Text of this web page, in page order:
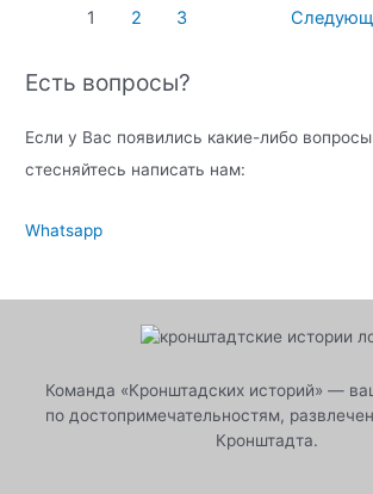
мареографа
Кронштадте
Навигация1 2 3
Есть вопросы?
Если у Вас появились какие-либо
стесняйтесь написать нам:
Whatsapp
Команда «Кронштадских историй» —
по достопримечательностям,
Кронштадта.